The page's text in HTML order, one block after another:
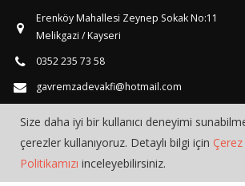
Erenköy Mahallesi Zeynep Sokak No:11
Melikgazi / Kayseri
0352 235 73 58
gavremzadevakfi@hotmail.com
Size daha iyi bir kullanıcı deneyimi
çerezler kullanıyoruz. Detaylı bilgi için Çerez
Politikamızı inceleyebilirsiniz.